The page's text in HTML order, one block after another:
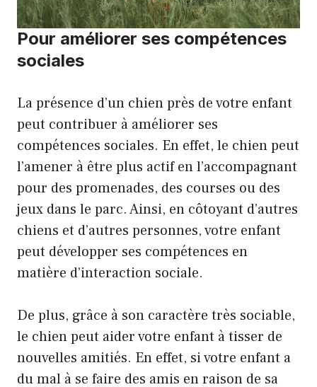
Pour améliorer ses compétences
sociales
La présence d’un chien près de votre enfant
peut contribuer à améliorer ses
compétences sociales. En effet, le chien peut
l’amener à être plus actif en l’accompagnant
pour des promenades, des courses ou des
jeux dans le parc. Ainsi, en côtoyant d’autres
chiens et d’autres personnes, votre enfant
peut développer ses compétences en
matière d’interaction sociale.
De plus, grâce à son caractère très sociable,
le chien peut aider votre enfant à tisser de
nouvelles amitiés. En effet, si votre enfant a
du mal à se faire des amis en raison de sa